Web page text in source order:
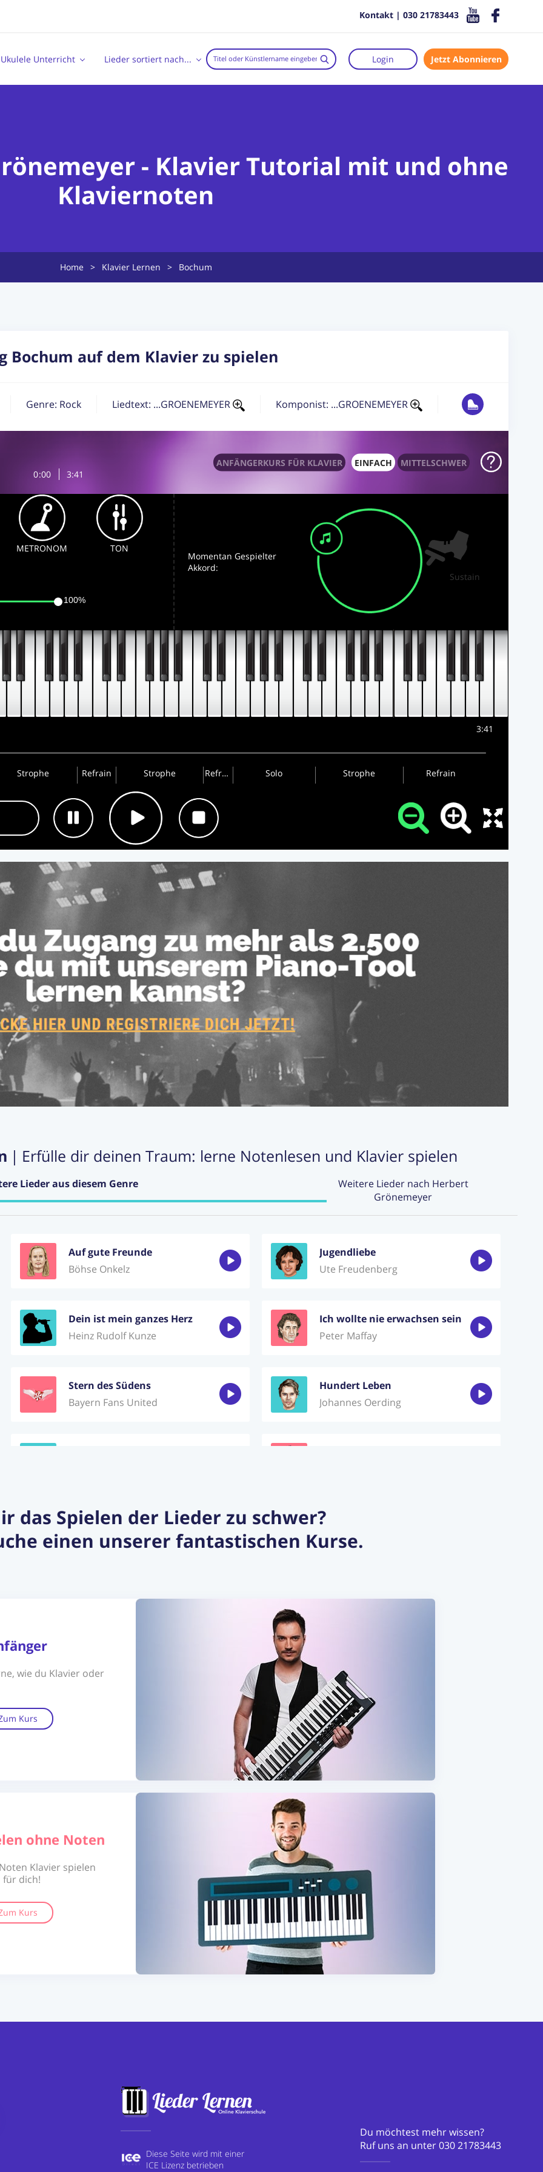
Kontakt | 030 21783443
Ukulele Unterricht Lieder sortiert nach... Login Jetzt Abonnieren
- Klavier Tutorial mit und ohne
Klaviernoten
Home > Klavier Lernen > Bochum
Bochum auf dem Klavier zu spielen
Genre: Rock Liedtext: ...GROENEMEYER Komponist: ...GROENEMEYER
0:00 3:41
MITTELSCHWER
EINFACH
ANFÄNGERKURS FÜR KLAVIER
METRONOM TON
100%
Momentan Gespielter
Akkord:
Sustain
3:41
Strophe Refrain Strophe Refrain Solo Strophe Refrain
| Erfülle dir deinen Traum: lerne Notenlesen und Klavier spielen
Lieder aus diesem Genre
Weitere Lieder nach Herbert
Grönemeyer
Auf gute Freunde
Böhse Onkelz
Jugendliebe
Ute Freudenberg
Dein ist mein ganzes Herz
Heinz Rudolf Kunze
Ich wollte nie erwachsen sein
Peter Maffay
Stern des Südens
Bayern Fans United
Hundert Leben
Johannes Oerding
Sweet child o' mine
Guns N' Roses
Beinhart
Torfrock
das Spielen der Lieder zu schwer?
einen unserer fantastischen Kurse.
wie du Klavier oder
Kurs
ohne Noten
Klavier spielen
für dich!
Kurs
Diese Seite wird mit einer
ICE Lizenz betrieben
Du möchtest mehr wissen?
Ruf uns an unter030 21783443